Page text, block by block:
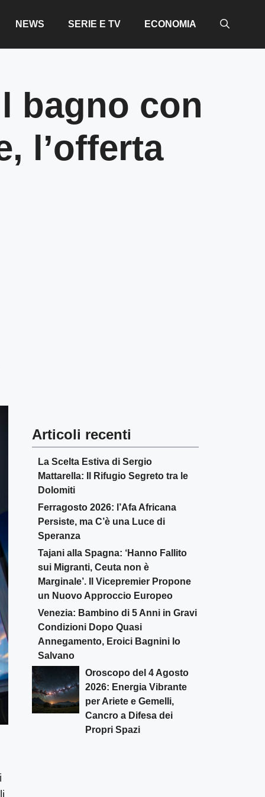
NEWS SERIE E TV ECONOMIA
bagno con
l’offerta
Articoli recenti
La Scelta Estiva di Sergio
Mattarella: Il Rifugio Segreto tra le
Dolomiti
Ferragosto 2026: l’Afa Africana
Persiste, ma C’è una Luce di
Speranza
Tajani alla Spagna: ‘Hanno Fallito
sui Migranti, Ceuta non è
Marginale’. Il Vicepremier Propone
un Nuovo Approccio Europeo
Venezia: Bambino di 5 Anni in Gravi
Condizioni Dopo Quasi
Annegamento, Eroici Bagnini lo
Salvano
Oroscopo del 4 Agosto
2026: Energia Vibrante
per Ariete e Gemelli,
Cancro a Difesa dei
Propri Spazi